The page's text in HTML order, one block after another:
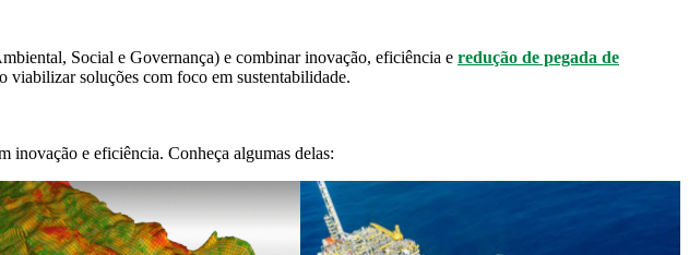
Social e Governança) e combinar inovação, eficiência e redução de pegada de
viabilizar soluções com foco em sustentabilidade.
inovação e eficiência. Conheça algumas delas: